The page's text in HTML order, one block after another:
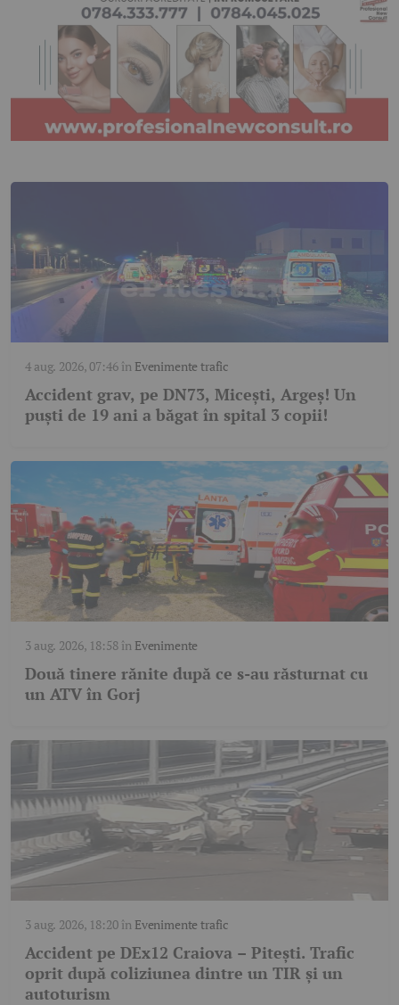
4 aug. 2026, 07:46în Evenimente trafic
Accident grav, pe DN73, Micești, Argeș! Un
puști de 19 ani a băgat în spital 3 copii!
3 aug. 2026, 18:58în Evenimente
Două tinere rănite după ce s-au răsturnat cu
un ATV în Gorj
3 aug. 2026, 18:20în Evenimente trafic
Accident pe DEx12 Craiova – Pitești. Trafic
oprit după coliziunea dintre un TIR și un
autoturism